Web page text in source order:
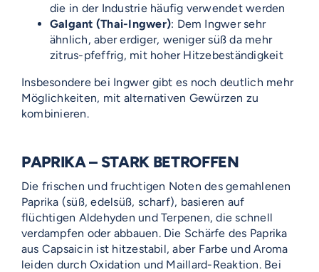
die in der Industrie häufig verwendet werden
Galgant (Thai-Ingwer): Dem Ingwer sehr
ähnlich, aber erdiger, weniger süß da mehr
zitrus-pfeffrig, mit hoher Hitzebeständigkeit
Insbesondere bei Ingwer gibt es noch deutlich mehr
Möglichkeiten, mit alternativen Gewürzen zu
kombinieren.
PAPRIKA – STARK BETROFFEN
Die frischen und fruchtigen Noten des gemahlenen
Paprika (süß, edelsüß, scharf), basieren auf
flüchtigen Aldehyden und Terpenen, die schnell
verdampfen oder abbauen. Die Schärfe des Paprika
aus Capsaicin ist hitzestabil, aber Farbe und Aroma
leiden durch Oxidation und Maillard-Reaktion. Bei